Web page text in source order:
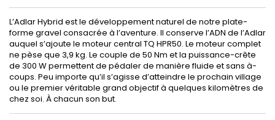
L’Adlar Hybrid est le développement naturel de notre plate-
forme gravel consacrée à l’aventure. Il conserve l’ADN de l’Adlar
auquel s’ajoute le moteur central TQ HPR50. Le moteur complet
ne pèse que 3,9 kg. Le couple de 50 Nm et la puissance-crête
de 300 W permettent de pédaler de manière fluide et sans à-
coups. Peu importe qu’il s’agisse d’atteindre le prochain village
ou le premier véritable grand objectif à quelques kilomètres de
chez soi. À chacun son but.